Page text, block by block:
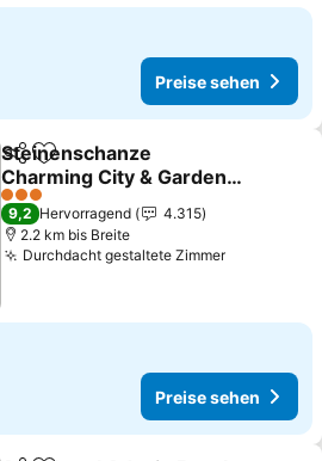
Preise sehen
TeilenZu Favoriten hinzufügen
Steinenschanze
Charming City & Garden
Hotel
3 Sterne
9,2 Hervorragend
4.315
2.2 km bis Breite
Durchdacht gestaltete Zimmer
Preise sehen